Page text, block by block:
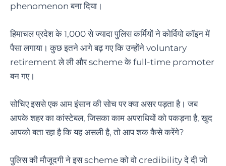
phenomenon बना दिया।
हिमाचल प्रदेश के 1,000 से ज्यादा पुलिस कर्मियों ने कोर्वियो कॉइन में
पैसा लगाया। कुछ इतने आगे बढ़ गए कि उन्होंने voluntary
retirement ले ली और scheme के full-time promoter
बन गए।
सोचिए इससे एक आम इंसान की सोच पर क्या असर पड़ता है। जब
आपके शहर का कांस्टेबल, जिसका काम अपराधियों को पकड़ना है, खुद
आपको बता रहा है कि यह असली है, तो आप शक कैसे करेंगे?
पुलिस की मौजूदगी ने इस scheme को वो credibility दे दी जो